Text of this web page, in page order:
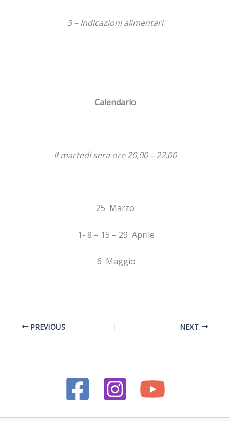
3 – Indicazioni alimentari
Calendario
Il martedì sera ore 20,00 – 22,00
25 Marzo
1- 8 – 15 – 29 Aprile
6 Maggio
PREVIOUS NEXT